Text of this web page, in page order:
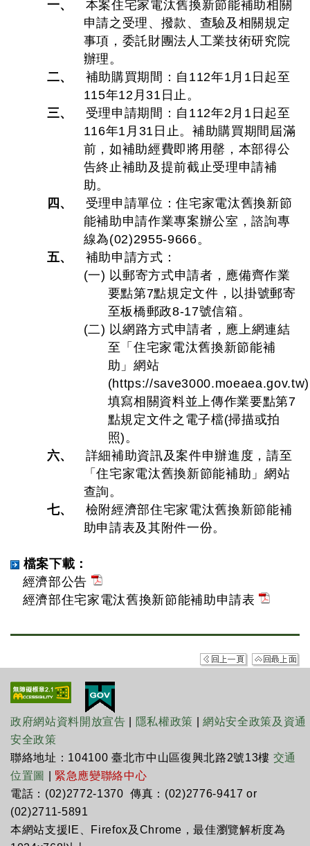
一、 本案住宅家電汰舊換新節能補助相關
申請之受理、撥款、查驗及相關規定
事項，委託財團法人工業技術研究院
辦理。
二、 補助購買期間：自112年1月1日起至
115年12月31日止。
三、 受理申請期間：自112年2月1日起至
116年1月31日止。補助購買期間屆滿
前，如補助經費即將用罄，本部得公
告終止補助及提前截止受理申請補
助。
四、 受理申請單位：住宅家電汰舊換新節
能補助申請作業專案辦公室，諮詢專
線為(02)2955-9666。
五、 補助申請方式：
(一) 以郵寄方式申請者，應備齊作業
要點第7點規定文件，以掛號郵寄
至板橋郵政8-17號信箱。
(二) 以網路方式申請者，應上網連結
至「住宅家電汰舊換新節能補
助」網站
(https://
填寫相關資料並上傳作業要點第7
點規定文件之電子檔(掃描或拍
照)。
六、 詳細補助資訊及案件申辦進度，請至
「住宅家電汰舊換新節能補助」網站
查詢。
七、 檢附經濟部住宅家電汰舊換新節能補
助申請表及其附件一份。
檔案下載：
經濟部公告
經濟部住宅家電汰舊換新節能補助申請表
政府網站資料開放宣告 隱私權政策 |網站安全政策及資通
安全政策
聯絡地址：104100 臺北市中山區復興北路2號13樓 交通
位置圖
緊急應變聯絡中心
電話：(02)2772-1370 傳真：(02)2776-9417 or
(02)2711-5891
本網站支援IE、Firefox及Chrome，最佳瀏覽解析度為